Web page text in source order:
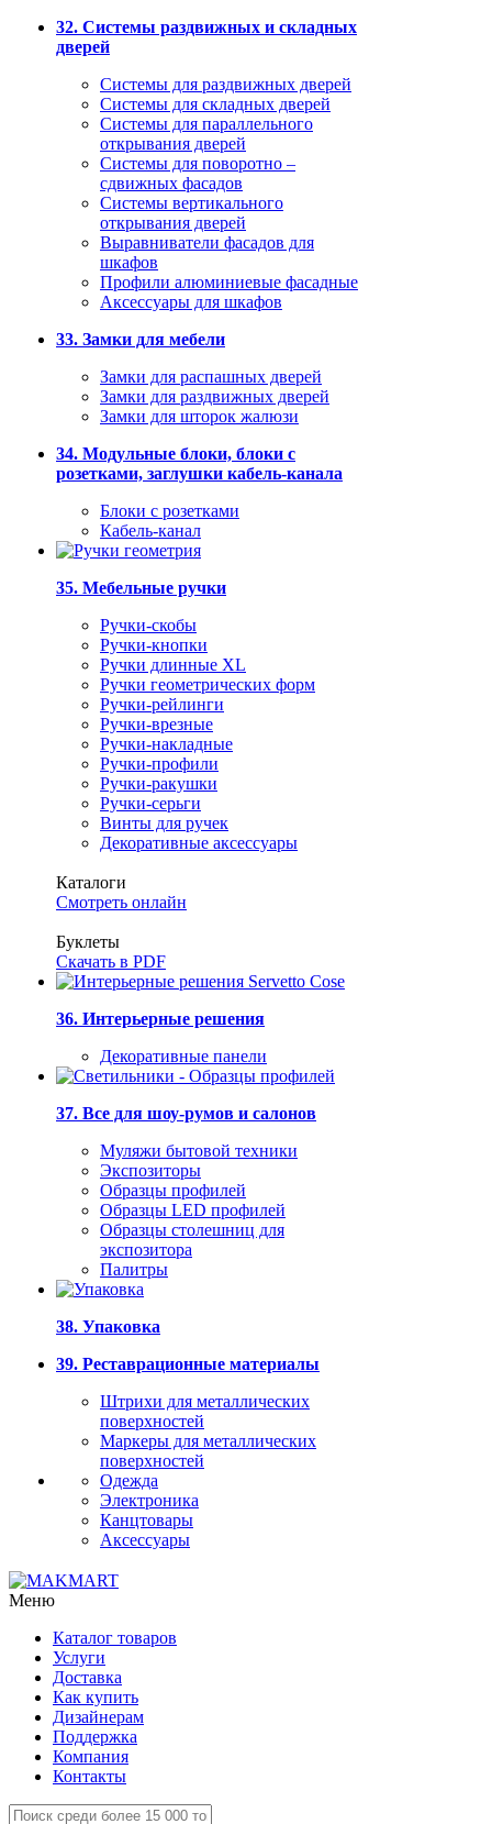
32. Системы раздвижных и складных
дверей
Системы для раздвижных дверей
Системы для складных дверей
Системы для параллельного
открывания дверей
Системы для поворотно –
сдвижных фасадов
Системы вертикального
открывания дверей
Выравниватели фасадов для
шкафов
Профили алюминиевые фасадные
Аксессуары для шкафов
33. Замки для мебели
Замки для распашных дверей
Замки для раздвижных дверей
Замки для шторок жалюзи
34. Модульные блоки, блоки с
розетками, заглушки кабель-канала
Блоки с розетками
Кабель-канал
35. Мебельные ручки
Ручки-скобы
Ручки-кнопки
Ручки длинные XL
Ручки геометрических форм
Ручки-рейлинги
Ручки-врезные
Ручки-накладные
Ручки-профили
Ручки-ракушки
Ручки-серьги
Винты для ручек
Декоративные аксессуары
Каталоги
Смотреть онлайн
Буклеты
Скачать в PDF
36. Интерьерные решения
Декоративные панели
37. Все для шоу-румов и салонов
Муляжи бытовой техники
Экспозиторы
Образцы профилей
Образцы LED профилей
Образцы столешниц для
экспозитора
Палитры
38. Упаковка
39. Реставрационные материалы
Штрихи для металлических
поверхностей
Маркеры для металлических
поверхностей
Одежда
Электроника
Канцтовары
Аксессуары
Меню
Каталог товаров
Услуги
Доставка
Как купить
Дизайнерам
Поддержка
Компания
Контакты